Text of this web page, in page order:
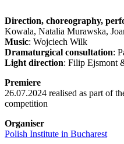
Direction, choreography,
Kowala, Natalia Murawska,
Music: Wojciech Wilk
Dramaturgical consultation:
Light direction: Filip Ejsmont
Premiere
26.07.2024 realised as part of
competition
Organiser
Polish Institute in Bucharest